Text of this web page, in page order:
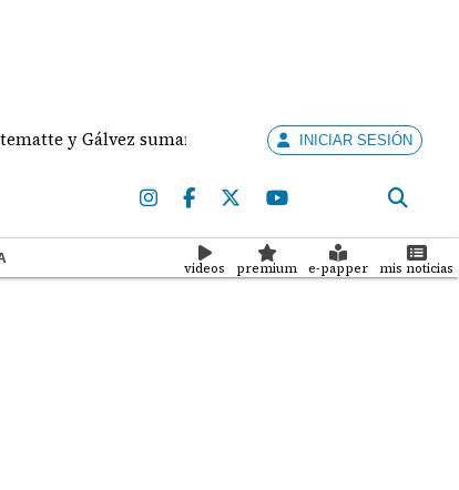
y Gálvez suman medallas de plata y bronce para
INICIAR SESIÓN
videos premium e-papper mis noticias